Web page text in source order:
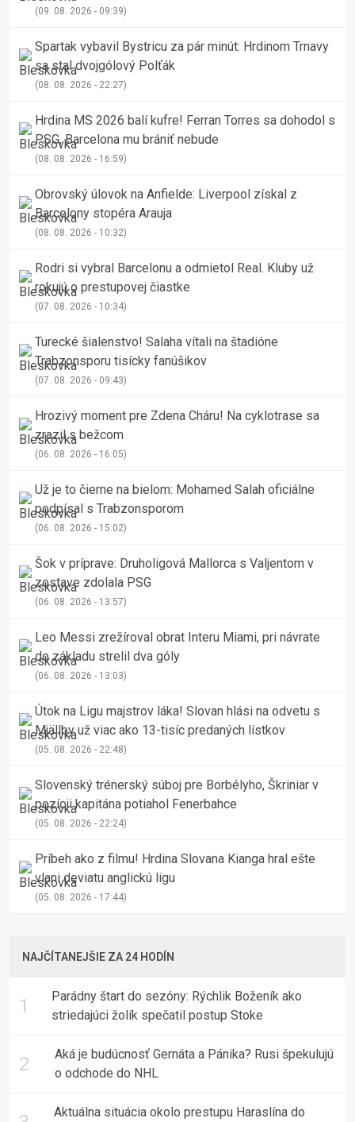
(09. 08. 2026 - 09:39)
Spartak vybavil Bystricu za pár minút: Hrdinom Trnavy
sa stal dvojgólový Polťák
(08. 08. 2026 - 22:27)
Hrdina MS 2026 balí kufre! Ferran Torres sa dohodol s
PSG, Barcelona mu brániť nebude
(08. 08. 2026 - 16:59)
Obrovský úlovok na Anfielde: Liverpool získal z
Barcelony stopéra Arauja
(08. 08. 2026 - 10:32)
Rodri si vybral Barcelonu a odmietol Real. Kluby už
rokujú o prestupovej čiastke
(07. 08. 2026 - 10:34)
Turecké šialenstvo! Salaha vítali na štadióne
Trabzonsporu tisícky fanúšikov
(07. 08. 2026 - 09:43)
Hrozivý moment pre Zdena Cháru! Na cyklotrase sa
zrazil s bežcom
(06. 08. 2026 - 16:05)
Už je to čierne na bielom: Mohamed Salah oficiálne
podpísal s Trabzonsporom
(06. 08. 2026 - 15:02)
Šok v príprave: Druholigová Mallorca s Valjentom v
zostave zdolala PSG
(06. 08. 2026 - 13:57)
Leo Messi zrežíroval obrat Interu Miami, pri návrate
do základu strelil dva góly
(06. 08. 2026 - 13:03)
Útok na Ligu majstrov láka! Slovan hlási na odvetu s
Mjällby už viac ako 13-tisíc predaných lístkov
(05. 08. 2026 - 22:48)
Slovenský trénerský súboj pre Borbélyho, Škriniar v
pozícii kapitána potiahol Fenerbahce
(05. 08. 2026 - 22:24)
Príbeh ako z filmu! Hrdina Slovana Kianga hral ešte
vlani deviatu anglickú ligu
(05. 08. 2026 - 17:44)
NAJČÍTANEJŠIE ZA 24 HODÍN
Parádny štart do sezóny: Rýchlik Boženík ako
striedajúci žolík spečatil postup Stoke
Aká je budúcnosť Gernáta a Pánika? Rusi špekulujú
o odchode do NHL
Aktuálna situácia okolo prestupu Haraslína do